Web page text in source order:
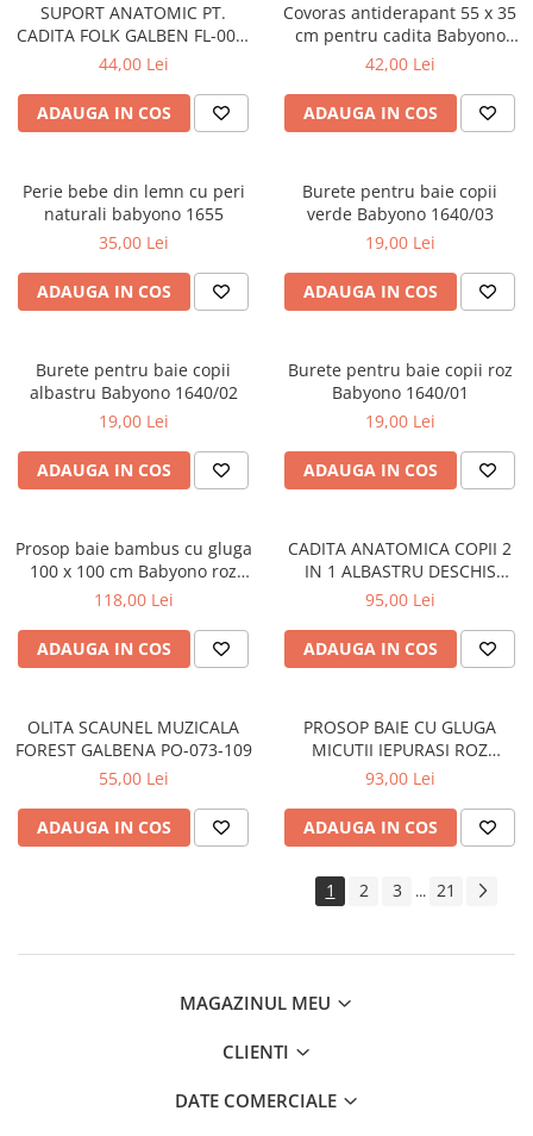
SUPORT ANATOMIC PT.
CADITA FOLK GALBEN FL-003-
113
44,00 Lei
ADAUGA IN COS
Covoras antiderapant 55 x 35
cm pentru cadita Babyono
albastru 1345/01
42,00 Lei
ADAUGA IN COS
Perie bebe din lemn cu peri
naturali babyono 1655
35,00 Lei
ADAUGA IN COS
Burete pentru baie copii
verde Babyono 1640/03
19,00 Lei
ADAUGA IN COS
Burete pentru baie copii
albastru Babyono 1640/02
19,00 Lei
ADAUGA IN COS
Burete pentru baie copii roz
Babyono 1640/01
19,00 Lei
ADAUGA IN COS
Prosop baie bambus cu gluga
100 x 100 cm Babyono roz
1553/01
118,00 Lei
ADAUGA IN COS
CADITA ANATOMICA COPII 2
IN 1 ALBASTRU DESCHIS
TEGABABY TG-011-101
95,00 Lei
ADAUGA IN COS
OLITA SCAUNEL MUZICALA
FOREST GALBENA PO-073-109
55,00 Lei
ADAUGA IN COS
PROSOP BAIE CU GLUGA
MICUTII IEPURASI ROZ
80x80CM KR-008-104
93,00 Lei
ADAUGA IN COS
1 2 3 ... 21
MAGAZINUL MEU
CLIENTI
DATE COMERCIALE